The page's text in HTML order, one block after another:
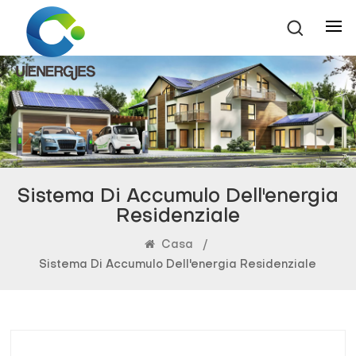
Sistema Di Accumulo Dell'energia
Residenziale
Casa
/
Sistema Di Accumulo Dell'energia Residenziale